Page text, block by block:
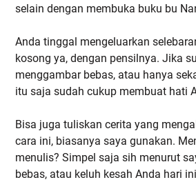
selain dengan membuka buku bu
Anda tinggal mengeluarkan
kosong ya, dengan pensilnya. Jika
menggambar bebas, atau hanya
itu saja sudah cukup membuat hati
Bisa juga tuliskan cerita yang
cara ini, biasanya saya gunakan.
menulis? Simpel saja sih menurut
bebas, atau keluh kesah Anda hari